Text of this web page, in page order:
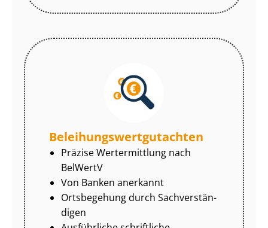
Be­lei­hungs­wert­gut­ach­ten
Präzise Wertermittlung nach
BelWertV
Von Banken anerkannt
Ortsbegehung durch Sach­ver­stän­
di­gen